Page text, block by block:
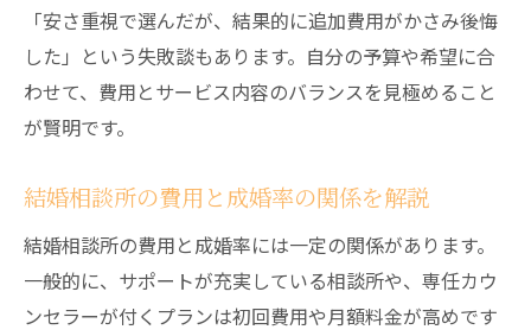
「安さ重視で選んだが、結果的に追加費用がかさみ後悔
した」という失敗談もあります。自分の予算や希望に合
わせて、費用とサービス内容のバランスを見極めること
が賢明です。
結婚相談所の費用と成婚率の関係を解説
結婚相談所の費用と成婚率には一定の関係があります。
一般的に、サポートが充実している相談所や、専任カウ
ンセラーが付くプランは初回費用や月額料金が高めです